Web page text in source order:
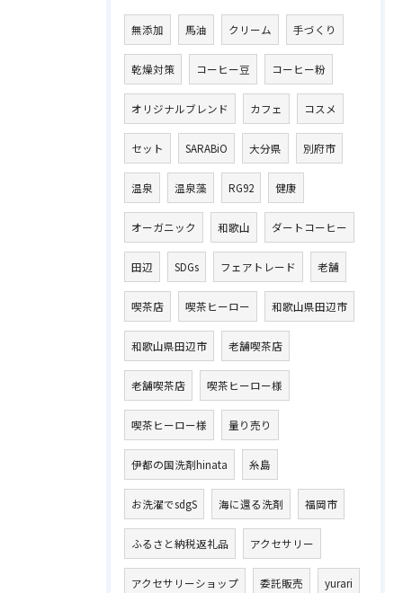
無添加 馬油 クリーム 手づくり
乾燥対策 コーヒー豆 コーヒー粉
オリジナルブレンド カフェ コスメ
セット SARABiO 大分県 別府市
温泉 温泉藻 RG92 健康
オーガニック 和歌山 ダートコーヒー
田辺 SDGs フェアトレード 老舗
喫茶店 喫茶ヒーロー 和歌山県田辺市
和歌山県田辺市 老舗喫茶店
老舗喫茶店 喫茶ヒーロー様
喫茶ヒーロー様 量り売り
伊都の国洗剤hinata 糸島
お洗濯でsdgS 海に還る洗剤 福岡市
ふるさと納税返礼品 アクセサリー
アクセサリーショップ 委託販売 yurari